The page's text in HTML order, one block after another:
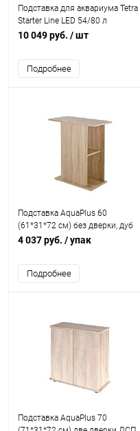
Подставка для аквариума Tetra
Starter Line LED 54/80 л
10 049 руб. / шт
Подробнее
Подставка AquaPlus 60
(61*31*72 см) без дверки, дуб
сонома, в коробке, подходит
П72
4 037 руб. / упак
Подробнее
Подставка AquaPlus 70